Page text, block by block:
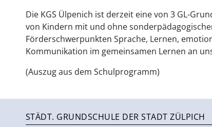
Die KGS Ülpenich ist derzeit eine von 3 GL-
von Kindern mit und ohne
Förderschwerpunkten Sprache, Lernen,
Kommunikation im gemeinsamen Lernen an
(Auszug aus dem Schulprogramm)
STÄDT. GRUNDSCHULE DER STADT ZÜLPICH